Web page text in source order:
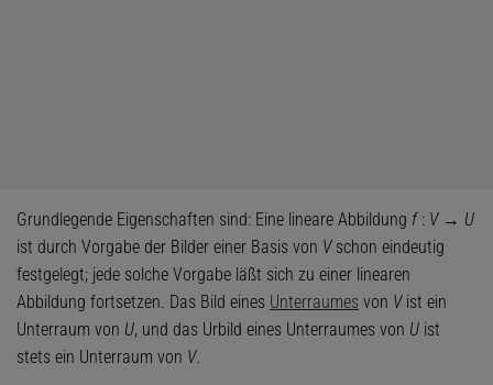
Grundlegende Eigenschaften sind: Eine lineare Abbildung f: V→ U
ist durch Vorgabe der Bilder einer Basis von Vschon eindeutig
festgelegt; jede solche Vorgabe läßt sich zu einer linearen
Abbildung fortsetzen. Das Bild eines Unterraumes von Vist ein
Unterraum von U, und das Urbild eines Unterraumes von U ist
stets ein Unterraum von V.